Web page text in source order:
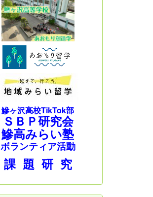
鰺ヶ沢高校TikTok部
ＳＢＰ研究会
鰺高みらい塾
ボランティア活動
課 題 研 究